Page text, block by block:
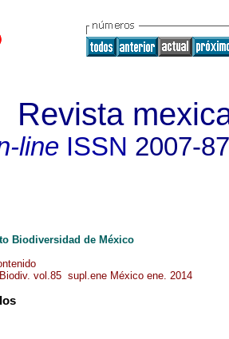
Revista
lineISSN 2007-
Biodiversidad de México
vol.85 supl.ene México ene. 2014